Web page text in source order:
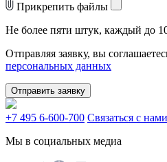
Прикрепить файлы
Не более пяти штук, каждый до
Отправляя заявку, вы
персональных данных
Отправить заявку
+7 495 6-600-700 Связаться с нами
Мы в социальных медиа